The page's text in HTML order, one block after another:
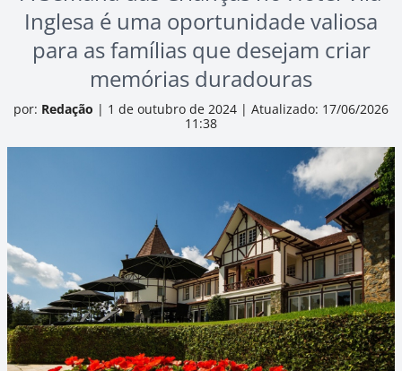
Inglesa é uma oportunidade valiosa
para as famílias que desejam criar
memórias duradouras
por: Redação | 1 de outubro de 2024 | Atualizado: 17/06/2026
11:38